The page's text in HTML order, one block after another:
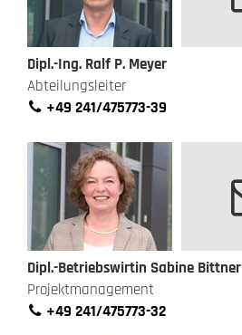
Dipl.-Ing. Ralf P. Meyer
Abteilungsleiter
+49 241/475773-39
Dipl.-Betriebswirtin Sabine Bittner
Projektmanagement
+49 241/475773-32